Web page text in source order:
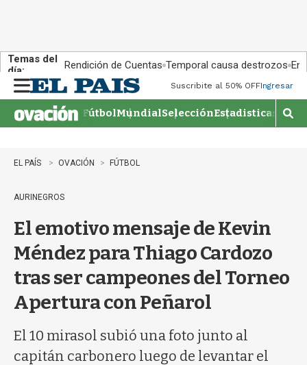
Temas del
día:
Rendición de Cuentas Temporal causa destrozos En
n
u
Suscribite al 50% OFFIngresar
FútbolMundialSelecciónEstadisticas
M
o
e
EL PAÍS OVACIÓN FÚTBOL
AURINEGROS
El emotivo mensaje de Kevin
Méndez para Thiago Cardozo
tras ser campeones del Torneo
Apertura con Peñarol
El 10 mirasol subió una foto junto al
capitán carbonero luego de levantar el